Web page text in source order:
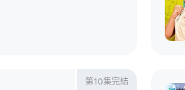
第10集完结